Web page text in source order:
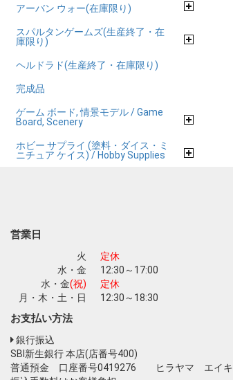
アーバン ウォー(在庫限り)
スパルタンゲームズ(生産終了・在
庫限り)
ヘルドラド(生産終了・在庫限り)
完成品
ゲーム ボード, 情景モデル / Game
Board, Scenery
ホビー サプライ (塗料・ダイス・ミ
ニチュア ケイス) / Hobby Supplies
営業日
火
定休
水・金
12:30～17:00
水・金(祝)
定休
月・木・土・日
12:30～18:30
お支払い方法
銀行振込
SBI新生銀行 本店(店番号400)
普通預金 口座番号0419276 ヒラヤマ エイキ